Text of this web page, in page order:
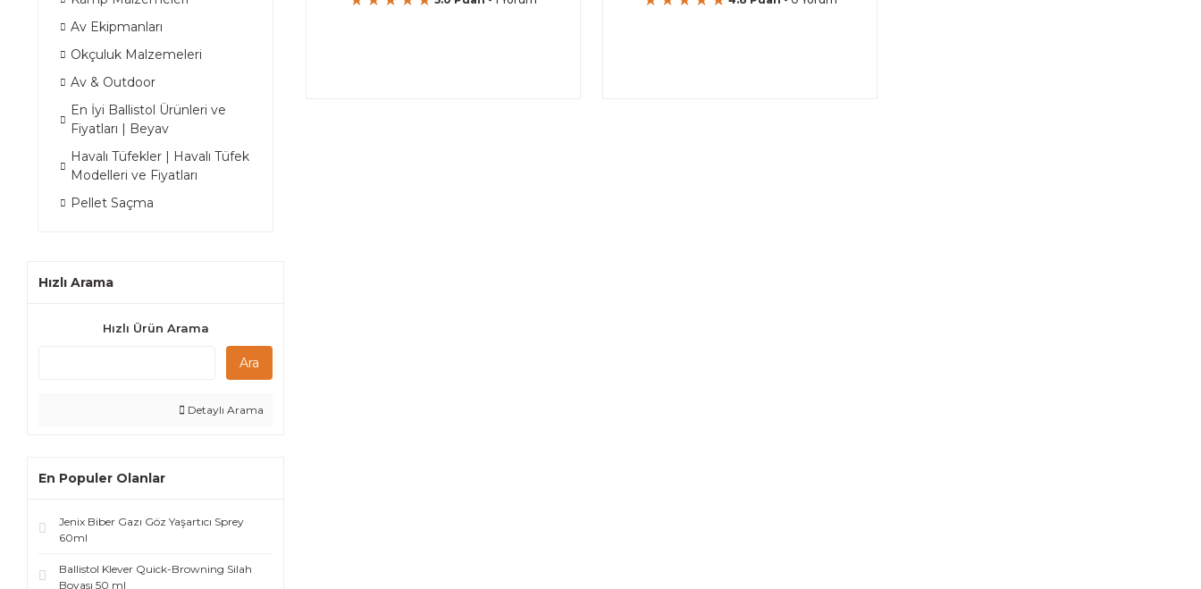
Av Ekipmanları
Okçuluk Malzemeleri
Av & Outdoor
En İyi Ballistol Ürünleri ve
Fiyatları | Beyav
Havalı Tüfekler | Havalı Tüfek
Modelleri ve Fiyatları
Pellet Saçma
Hızlı Arama
Hızlı Ürün Arama
Ara
Detaylı Arama
En Populer Olanlar
Jenix Biber Gazı Göz Yaşartıcı Sprey
60ml
Ballistol Klever Quick-Browning Silah
Boyası 50 ml